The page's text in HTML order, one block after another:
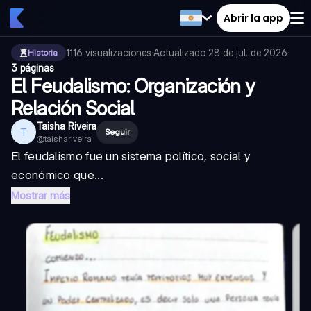
Abrir la app
Historia 1116 visualizaciones·Actualizado 28 de jul. de 2026·
3 páginas
El Feudalismo: Organización y
Relación Social
T Taisha Riveira
@taishariveira
Seguir
El feudalismo fue un sistema político, social y
económico que...
Mostrar más